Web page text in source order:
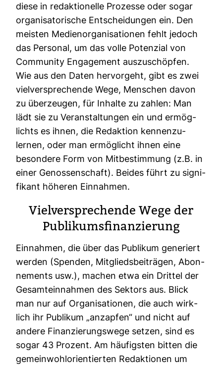
diese in redak­tio­nelle Pro­zesse oder sogar
orga­ni­sa­to­ri­sche Ent­schei­dungen ein. Den
meisten Medi­en­or­ga­ni­sa­tionen fehlt jedoch
das Per­sonal, um das volle Poten­zial von
Com­mu­nity Enga­ge­ment aus­zu­schöpfen.
Wie aus den Daten her­vor­geht, gibt es zwei
viel­ver­spre­chende Wege, Men­schen davon
zu über­zeugen, für Inhalte zu zahlen: Man
lädt sie zu Ver­an­stal­tungen ein und ermög­
lichts es ihnen, die Redak­tion ken­nen­zu­
lernen, oder man ermög­licht ihnen eine
beson­dere Form von Mit­be­stim­mung (z.B. in
einer Genos­sen­schaft). Beides führt zu signi­
fi­kant höheren Ein­nahmen.
Viel­ver­spre­chende Wege der
Publi­kums­fi­nan­zie­rung
Ein­nahmen, die über das Publikum gene­riert
werden (Spenden, Mit­glieds­bei­trägen, Abon­
ne­ments usw.), machen etwa ein Drittel der
Gesamt­ein­nahmen des Sek­tors aus. Blick
man nur auf Orga­ni­sa­tionen, die auch wirk­
lich ihr Publikum „anzapfen“ und nicht auf
andere Finan­zie­rungs­wege setzen, sind es
sogar 43 Pro­zent. Am häu­figsten bitten die
gemein­wohl­ori­en­tierten Redak­tionen um